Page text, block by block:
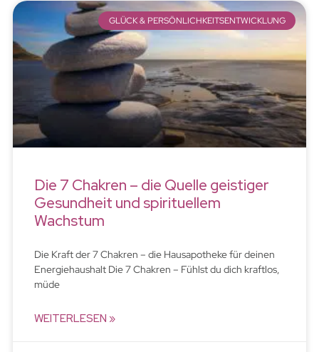
GLÜCK & PERSÖNLICHKEITSENTWICKLUNG
Die 7 Chakren – die Quelle geistiger
Gesundheit und spirituellem
Wachstum
Die Kraft der 7 Chakren – die Hausapotheke für deinen
Energiehaushalt Die 7 Chakren – Fühlst du dich kraftlos,
müde
WEITERLESEN »